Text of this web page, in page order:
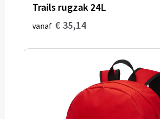
Trails rugzak 24L
vanaf € 35,14